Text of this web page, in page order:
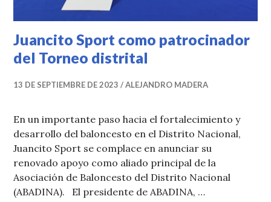
Juancito Sport como patrocinador
del Torneo distrital
13 DE SEPTIEMBRE DE 2023 ALEJANDRO MADERA
En un importante paso hacia el fortalecimiento y
desarrollo del baloncesto en el Distrito Nacional,
Juancito Sport se complace en anunciar su
renovado apoyo como aliado principal de la
Asociación de Baloncesto del Distrito Nacional
(ABADINA). El presidente de ABADINA, …